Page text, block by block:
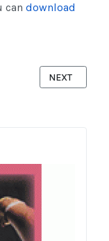
can download
SECOND EDITION
NEXT
NEXT